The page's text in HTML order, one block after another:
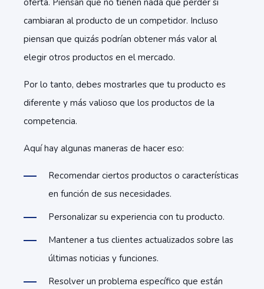
oferta. Piensan que no tienen nada que perder si
cambiaran al producto de un competidor. Incluso
piensan que quizás podrían obtener más valor al
elegir otros productos en el mercado.
Por lo tanto, debes mostrarles que tu producto es
diferente y más valioso que los productos de la
competencia.
Aquí hay algunas maneras de hacer eso:
Recomendar ciertos productos o características
en función de sus necesidades.
Personalizar su experiencia con tu producto.
Mantener a tus clientes actualizados sobre las
últimas noticias y funciones.
Resolver un problema específico que están